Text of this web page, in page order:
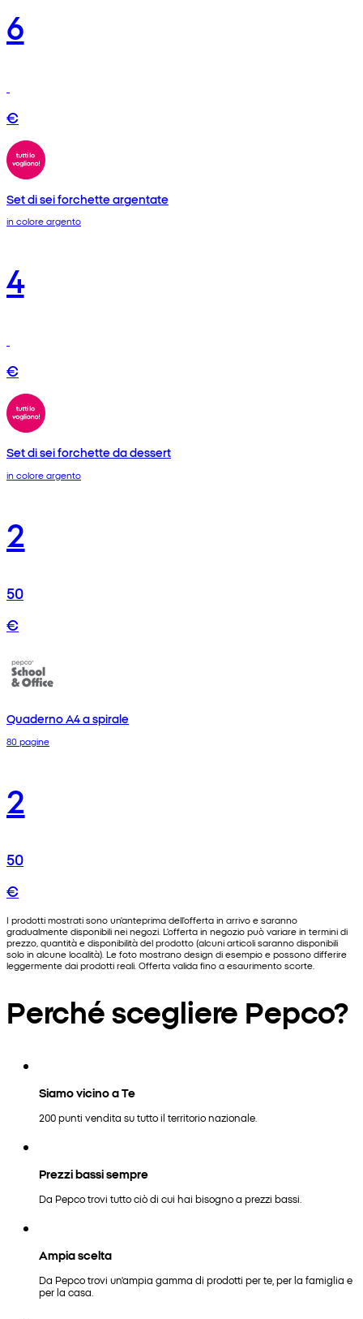
6
€
Set di sei forchette argentate
in colore argento
4
€
Set di sei forchette da dessert
in colore argento
2
50
€
Quaderno A4 a spirale
80 pagine
2
50
€
I prodotti mostrati sono un'anteprima dell'offerta in arrivo e saranno
gradualmente disponibili nei negozi. L'offerta in negozio può variare in termini di
prezzo, quantità e disponibilità del prodotto (alcuni articoli saranno disponibili
solo in alcune località). Le foto mostrano design di esempio e possono differire
leggermente dai prodotti reali. Offerta valida fino a esaurimento scorte.
Perché scegliere Pepco?
Siamo vicino a Te
200 punti vendita su tutto il territorio nazionale.
Prezzi bassi sempre
Da Pepco trovi tutto ciò di cui hai bisogno a prezzi bassi.
Ampia scelta
Da Pepco trovi un'ampia gamma di prodotti per te, per la famiglia e
per la casa.